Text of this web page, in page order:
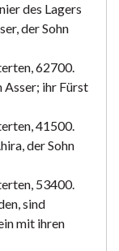
des Lagers
der Sohn
62700.
Asser; ihr Fürst
41500.
der Sohn
53400.
sind
mit ihren